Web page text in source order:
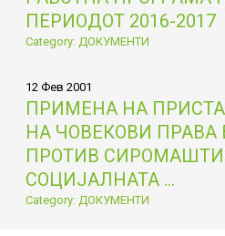
ПЕРИОДОТ 2016-2017
Category: ДОКУМЕНТИ
12 Фев 2001
ПРИМЕНА НА
НА ЧОВЕКОВИ ПРАВА
ПРОТИВ
СОЦИЈАЛНАТА ...
Category: ДОКУМЕНТИ